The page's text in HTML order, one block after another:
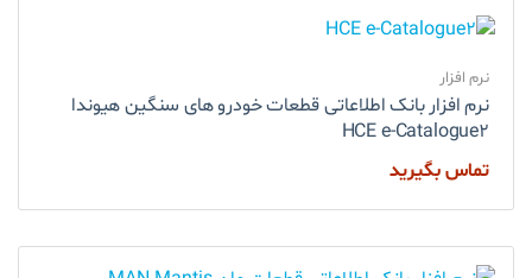
نرم افزار
نرم افزار بانک اطلاعاتی قطعات خودرو های سنگین هیوندا
HCE e-Catalogue2
تماس بگیرید